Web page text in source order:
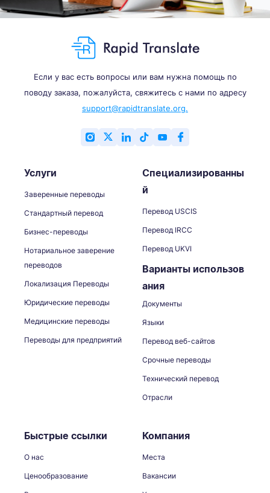
Если у вас есть вопросы или вам нужна помощь по
поводу заказа, пожалуйста, свяжитесь с нами по адресу
support@rapidtranslate.org.
Услуги
Заверенные переводы
Стандартный перевод
Бизнес-переводы
Нотариальное заверение
переводов
Локализация Переводы
Юридические переводы
Медицинские переводы
Переводы для предприятий
Специализированны
й
Перевод USCIS
Перевод IRCC
Перевод UKVI
Варианты использов
ания
Документы
Языки
Перевод веб-сайтов
Срочные переводы
Технический перевод
Отрасли
Быстрые ссылки
О нас
Ценообразование
Компания
Места
Вакансии